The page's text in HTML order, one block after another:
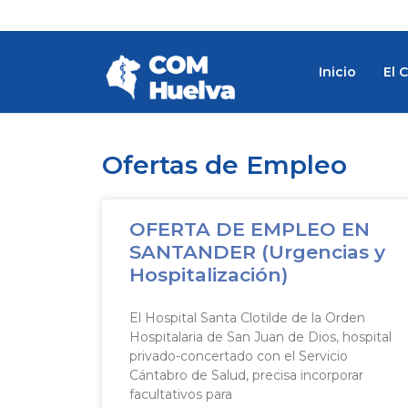
al
Inicio El
Ofertas de Empleo
OFERTA DE EMPLEO EN
SANTANDER (Urgencias y
Hospitalización)
El Hospital Santa Clotilde de la Orden
Hospitalaria de San Juan de Dios, hospital
privado-concertado con el Servicio
Cántabro de Salud, precisa incorporar
facultativos para